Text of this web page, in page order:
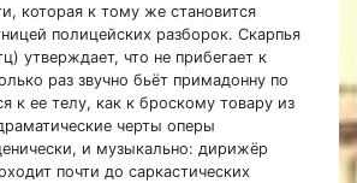
которая к тому же становится
полицейских разборок. Скарпья
утверждает, что не прибегает к
раз звучно бьёт примадонну по
к ее телу, как к броскому товару из
черты оперы
и музыкально: дирижёр
почти до саркастических